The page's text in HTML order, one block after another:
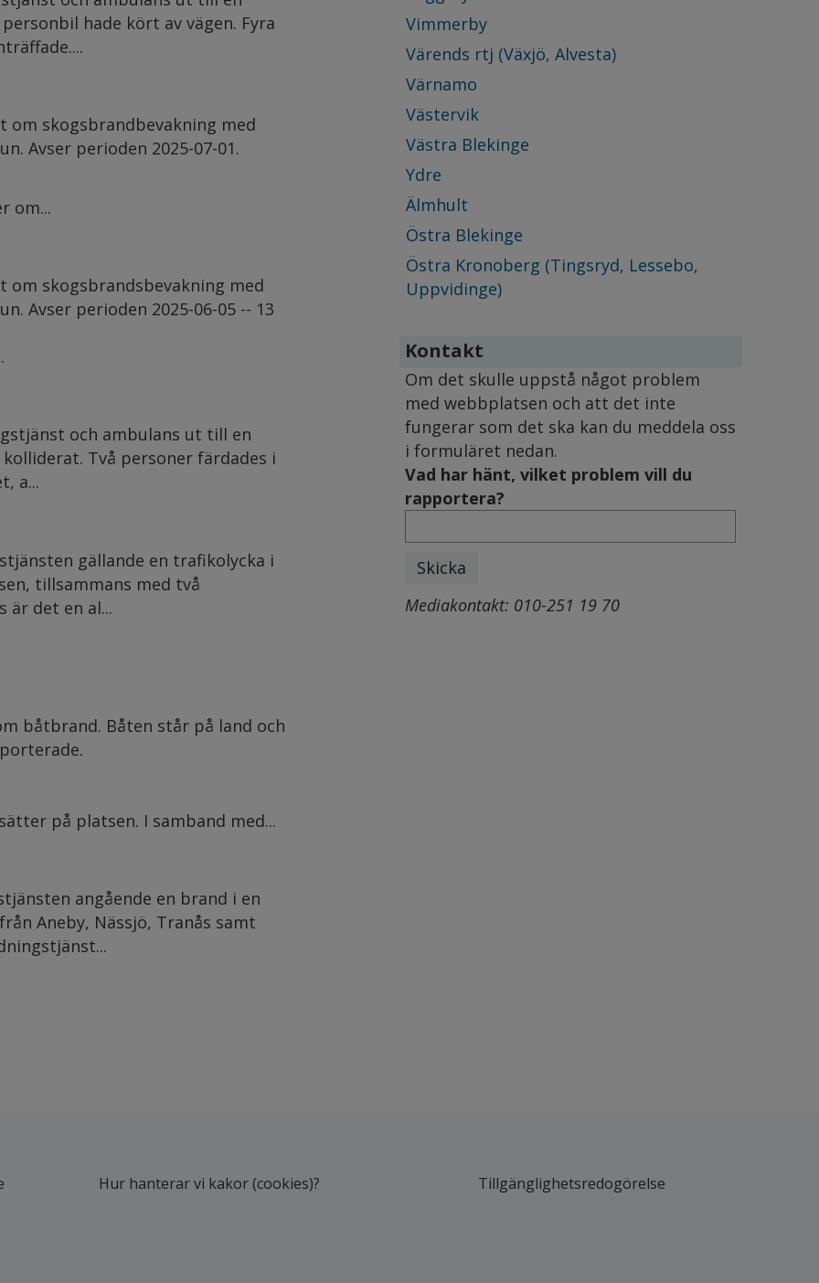
hade kört av vägen. Fyra
skogsbrandbevakning med
Avser perioden 2025-07-01.
om...
skogsbrandsbevakning med
Avser perioden 2025-06-05 -- 13
och ambulans ut till en
Två personer färdades i
a...
gällande en trafikolycka i
tillsammans med två
är det en al...
båtbrand. Båten står på land och
på platsen. I samband med...
angående en brand i en
Aneby, Nässjö, Tranås samt
Vimmerby
Värends rtj (Växjö, Alvesta)
Värnamo
Västervik
Västra Blekinge
Ydre
Älmhult
Östra Blekinge
Östra Kronoberg (Tingsryd, Lessebo,
Uppvidinge)
Kontakt
Om det skulle uppstå något problem
med webbplatsen och att det inte
fungerar som det ska kan du meddela oss
i formuläret nedan.
Vad har hänt, vilket problem vill du
rapportera?
Mediakontakt: 010-251 19 70
Hur hanterar vi kakor (cookies)? Tillgänglighetsredogörelse